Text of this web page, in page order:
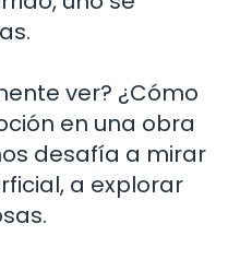
ver? ¿Cómo
en una obra
desafía a mirar
a explorar